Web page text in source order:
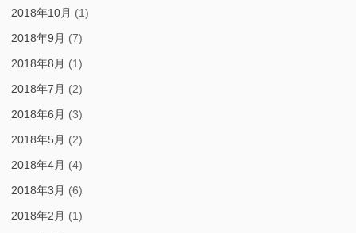
2018年10月 (1)
2018年9月 (7)
2018年8月 (1)
2018年7月 (2)
2018年6月 (3)
2018年5月 (2)
2018年4月 (4)
2018年3月 (6)
2018年2月 (1)